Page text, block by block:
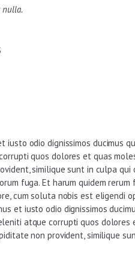
nulla.
iusto odio dignissimos ducimus
quos dolores et quas
similique sunt in culpa
fuga. Et harum quidem
cum soluta nobis est eligendi
et iusto odio dignissimos
atque corrupti quos dolores
non provident, similique